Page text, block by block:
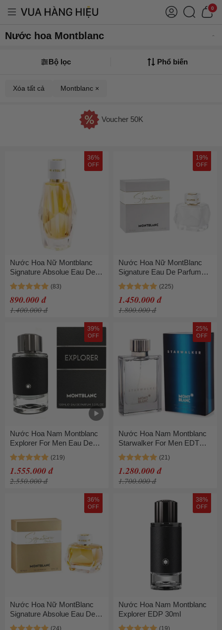
0
Nước hoa Montblanc
Bộ lọc Phổ biến
Xóa tất cả Montblanc ×
Voucher 50K
36%
OFF
Nước Hoa Nữ Montblanc
Signature Absolue Eau De
Parfum (EDP) 30ml
890.000 đ
1.400.000 đ
19%
OFF
Nước Hoa Nữ MontBlanc
Signature Eau De Parfum
90ml
1.450.000 đ
1.800.000 đ
39%
OFF
Nước Hoa Nam Montblanc
Explorer For Men Eau De
Parfum 100ml
1.555.000 đ
2.550.000 đ
25%
OFF
Nước Hoa Nam Montblanc
Starwalker For Men EDT
Spray 75ml
1.280.000 đ
1.700.000 đ
36%
OFF
Nước Hoa Nữ MontBlanc
Signature Absolue Eau De
Parfum Spray 90ml
38%
OFF
Nước Hoa Nam Montblanc
Explorer EDP 30ml